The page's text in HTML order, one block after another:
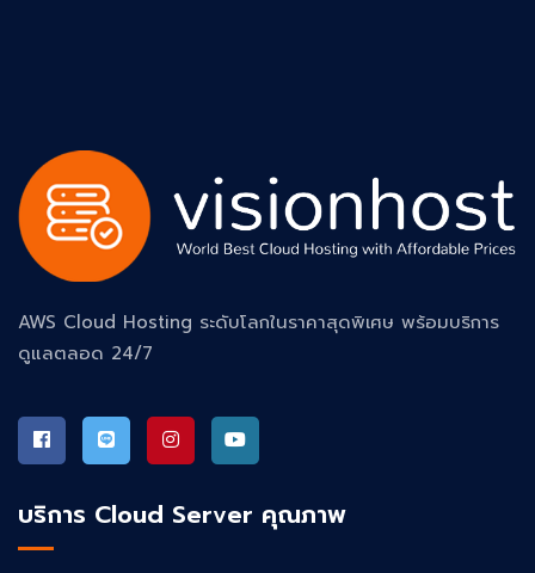
AWS Cloud Hosting ระดับโลกในราคาสุดพิเศษ พร้อมบริการ
ดูแลตลอด 24/7
บริการ Cloud Server คุณภาพ